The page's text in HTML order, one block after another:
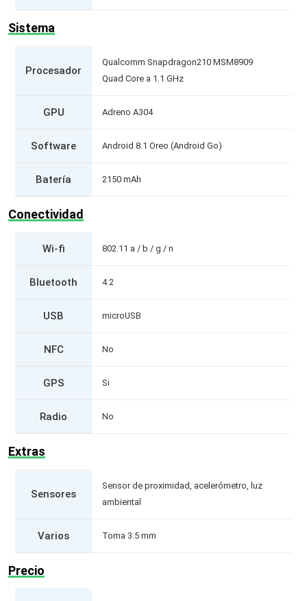
Sistema
Procesador
Qualcomm Snapdragon210 MSM8909
Quad Core a 1.1 GHz
GPU Adreno A304
Software Android 8.1 Oreo (Android Go)
Batería 2150 mAh
Conectividad
Wi-fi 802.11 a / b / g / n
Bluetooth 4.2
USB microUSB
NFC No
GPS Si
Radio No
Extras
Sensores
Sensor de proximidad, acelerómetro, luz
ambiental
Varios Toma 3.5 mm
Precio